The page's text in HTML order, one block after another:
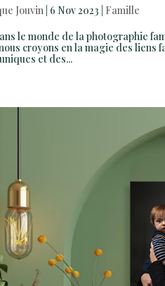
Jouvin 6 Nov 2023 Famille
le monde de la photographie
croyons en la magie des liens
et des...